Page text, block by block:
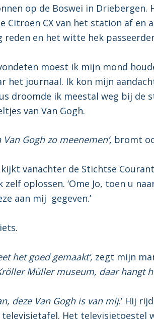
op de Boswei in Driebergen.
Citroen CX van het station af en
reden en het witte hek
moest ik mijn mond
het journaal. Ik kon mijn
droomde ik meestal weg bij de
van Van Gogh.
Van Gogh zo meenemen’, bromt
vanachter de Stichtse
zelf oplossen. ‘Ome Jo, toen u
aan mij gegeven.’
het goed gemaakt’, zegt mijn
Müller museum, daar hangt
deze Van Gogh is van mij.’ Hij
televisietafel. Het televisietoestel